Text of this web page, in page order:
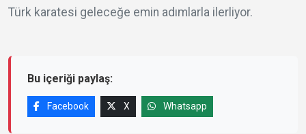
Türk karatesi geleceğe emin adımlarla ilerliyor.
Bu içeriği paylaş:
Facebook X Whatsapp